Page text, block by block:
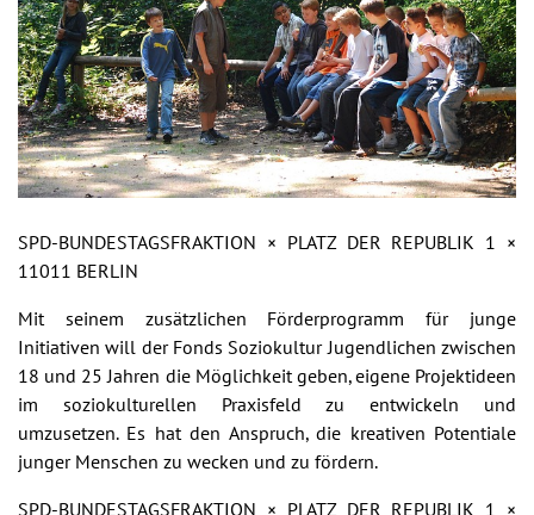
SPD-BUNDESTAGSFRAKTION × PLATZ DER REPUBLIK 1 ×
11011 BERLIN
Mit seinem zusätzlichen Förderprogramm für junge
Initiativen will der Fonds Soziokultur Jugendlichen zwischen
18 und 25 Jahren die Möglichkeit geben, eigene Projektideen
im soziokulturellen Praxisfeld zu entwickeln und
umzusetzen. Es hat den Anspruch, die kreativen Potentiale
junger Menschen zu wecken und zu fördern.
SPD-BUNDESTAGSFRAKTION × PLATZ DER REPUBLIK 1 ×